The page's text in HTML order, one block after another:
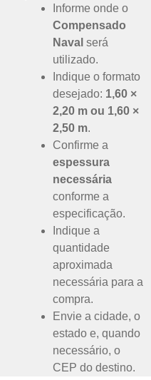
Informe onde o
Compensado
Naval será
utilizado.
Indique o formato
desejado: 1,60 ×
2,20 m ou 1,60 ×
2,50 m.
Confirme a
espessura
necessária
conforme a
especificação.
Indique a
quantidade
aproximada
necessária para a
compra.
Envie a cidade, o
estado e, quando
necessário, o
CEP do destino.